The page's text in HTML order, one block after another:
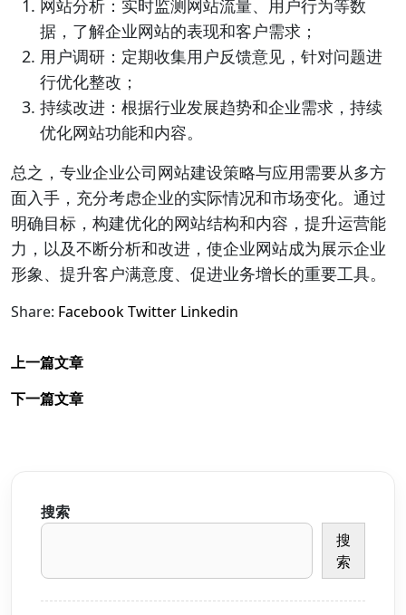
网站分析：实时监测网站流量、用户行为等数
据，了解企业网站的表现和客户需求；
用户调研：定期收集用户反馈意见，针对问题进
行优化整改；
持续改进：根据行业发展趋势和企业需求，持续
优化网站功能和内容。
总之，专业企业公司网站建设策略与应用需要从多方
面入手，充分考虑企业的实际情况和市场变化。通过
明确目标，构建优化的网站结构和内容，提升运营能
力，以及不断分析和改进，使企业网站成为展示企业
形象、提升客户满意度、促进业务增长的重要工具。
Share: FacebookTwitter Linkedin
上一篇文章
下一篇文章
搜索
搜
索